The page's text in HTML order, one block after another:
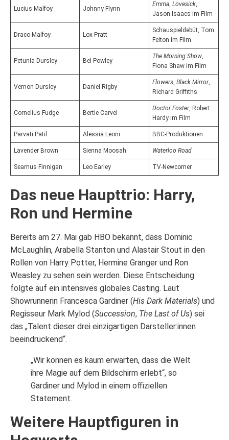
Lucius Malfoy Johnny Flynn
Emma, Lovesick,
Jason Isaacs im Film
Draco Malfoy Lox Pratt
Schauspieldebüt, Tom
Felton im Film
Petunia Dursley Bel Powley
The Morning Show,
Fiona Shaw im Film
Vernon Dursley Daniel Rigby
Flowers, Black Mirror,
Richard Griffiths
Cornelius Fudge Bertie Carvel
Doctor Foster, Robert
Hardy im Film
Parvati Patil Alessia Leoni BBC-Produktionen
Lavender Brown Sienna Moosah Waterloo Road
Seamus Finnigan Leo Earley TV-Newcomer
Das neue Haupttrio: Harry,
Ron und Hermine
Bereits am 27. Mai gab HBO bekannt, dass Dominic
McLaughlin, Arabella Stanton und Alastair Stout in den
Rollen von Harry Potter, Hermine Granger und Ron
Weasley zu sehen sein werden. Diese Entscheidung
folgte auf ein intensives globales Casting. Laut
Showrunnerin Francesca Gardiner (His Dark Materials) und
Regisseur Mark Mylod (Succession, The Last of Us) sei
das „Talent dieser drei einzigartigen Darsteller:innen
beeindruckend“.
„Wir können es kaum erwarten, dass die Welt
ihre Magie auf dem Bildschirm erlebt“, so
Gardiner und Mylod in einem offiziellen
Statement.
Weitere Hauptfiguren in